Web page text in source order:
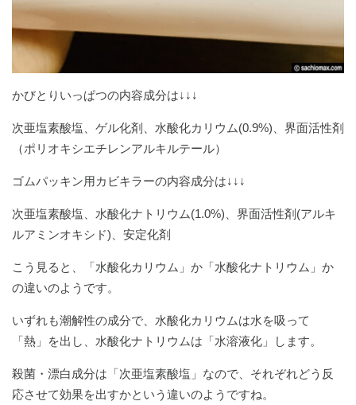
かびとりいっぱつの内容成分は↓↓↓
次亜塩素酸塩、ゲル化剤、水酸化カリウム(0.9%)、界面活性剤
（ポリオキシエチレンアルキルテール）
ゴムパッキン用カビキラーの内容成分は↓↓↓
次亜塩素酸塩、水酸化ナトリウム(1.0%)、界面活性剤(アルキ
ルアミンオキシド)、安定化剤
こう見ると、「水酸化カリウム」か「水酸化ナトリウム」か
の違いのようです。
いずれも潮解性の成分で、水酸化カリウムは水を吸って
「熱」を出し、水酸化ナトリウムは「水溶液化」します。
殺菌・漂白成分は「次亜塩素酸塩」なので、それぞれどう反
応させて効果を出すかという違いのようですね。